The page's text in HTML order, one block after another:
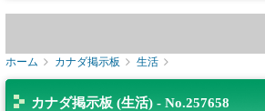
ホーム カナダ掲示板 生活
カナダ掲示板 (生活) - No.257658